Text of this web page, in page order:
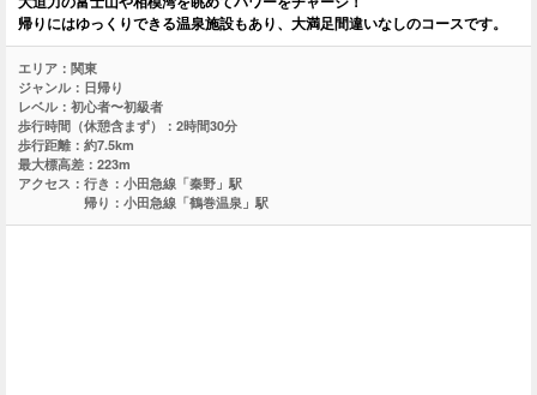
帰りにはゆっくりできる温泉施設もあり、大満足間違いなしのコースです。
エリア： 関東
ジャンル： 日帰り
レベル： 初心者〜初級者
歩行時間（休憩含まず）： 2時間30分
歩行距離： 約7.5km
最大標高差： 223m
アクセス： 行き：小田急線「秦野」駅
帰り：小田急線「鶴巻温泉」駅